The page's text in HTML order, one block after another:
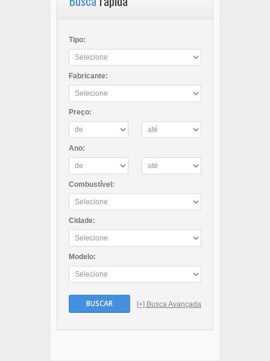
Tipo:
Fabricante:
Preço:
Ano:
Combustível:
Cidade:
Modelo:
BUSCAR [+] Busca Avançada